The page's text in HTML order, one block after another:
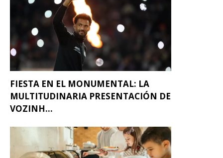
FIESTA EN EL MONUMENTAL: LA
MULTITUDINARIA PRESENTACIÓN DE
VOZINH...